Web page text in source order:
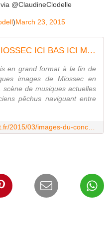
via @ClaudineClodelle
)March 23, 2015
- Images du concert de MIOSSEC ICI BAS ICI MÊME à l'Astrolabe d'ORLEANS - VIVRE AUTREMENT VOS LOISIRS avec Clodelle
en grand format à la fin de
images de Miossec en
de musiques actuelles
pêchus naviguant entre